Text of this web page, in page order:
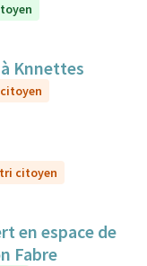
Knnettes
citoyen
en espace de
Fabre